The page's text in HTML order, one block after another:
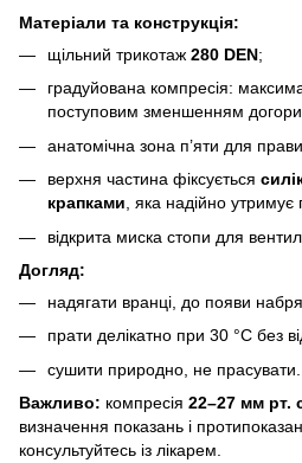
Матеріали та конструкція:
щільний трикотаж 280 DEN;
градуйована компресія:
поступовим зменшенням
анатомічна зона п’яти для
верхня частина фіксується
крапками, яка надійно
відкрита миска стопи для
Догляд:
надягати вранці, до появи
прати делікатно при 30 °C без
сушити природно, не прасувати.
Важливо: компресія 22–27 мм рт.
визначення показань і
консультуйтесь із лікарем.